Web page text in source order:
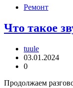
Ремонт
Что такое
tuule
03.01.2024
0
Продолжаем